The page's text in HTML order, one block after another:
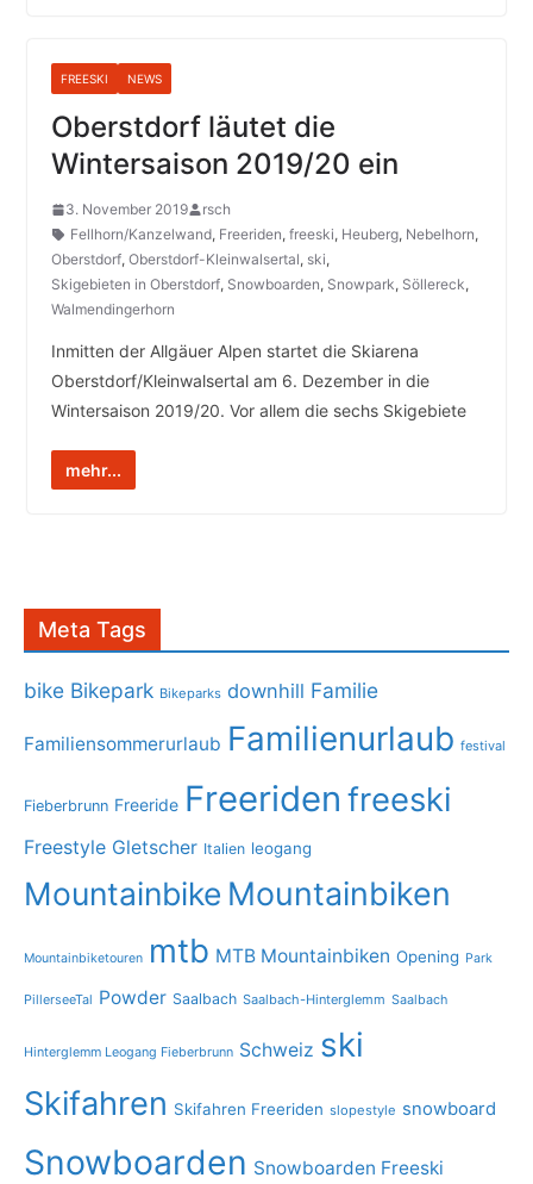
FREESKI NEWS
Oberstdorf läutet die
Wintersaison 2019/20 ein
3. November 2019
rsch
Fellhorn/Kanzelwand, Freeriden, freeski, Heuberg, Nebelhorn,
Oberstdorf, Oberstdorf-Kleinwalsertal, ski,
Skigebieten in Oberstdorf, Snowboarden, Snowpark, Söllereck,
Walmendingerhorn
Inmitten der Allgäuer Alpen startet die Skiarena
Oberstdorf/Kleinwalsertal am 6. Dezember in die
Wintersaison 2019/20. Vor allem die sechs Skigebiete
mehr...
Meta Tags
bike Bikepark Bikeparks downhill Familie
Familiensommerurlaub Familienurlaub festival
Fieberbrunn Freeride Freeriden freeski
Freestyle Gletscher Italien leogang
Mountainbike Mountainbiken
Mountainbiketouren mtb MTB Mountainbiken Opening Park
PillerseeTal Powder Saalbach Saalbach-Hinterglemm Saalbach
Hinterglemm Leogang Fieberbrunn Schweiz ski
Skifahren Skifahren Freeriden slopestyle snowboard
Snowboarden Snowboarden Freeski